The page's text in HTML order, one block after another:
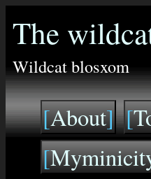
The
Wildcat blosxom
[About] [
[